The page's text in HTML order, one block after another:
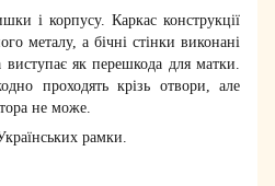
і корпусу. Каркас конструкції
металу, а бічні стінки виконані
виступає як перешкода для матки.
проходять крізь отвори, але
не може.
рамки.